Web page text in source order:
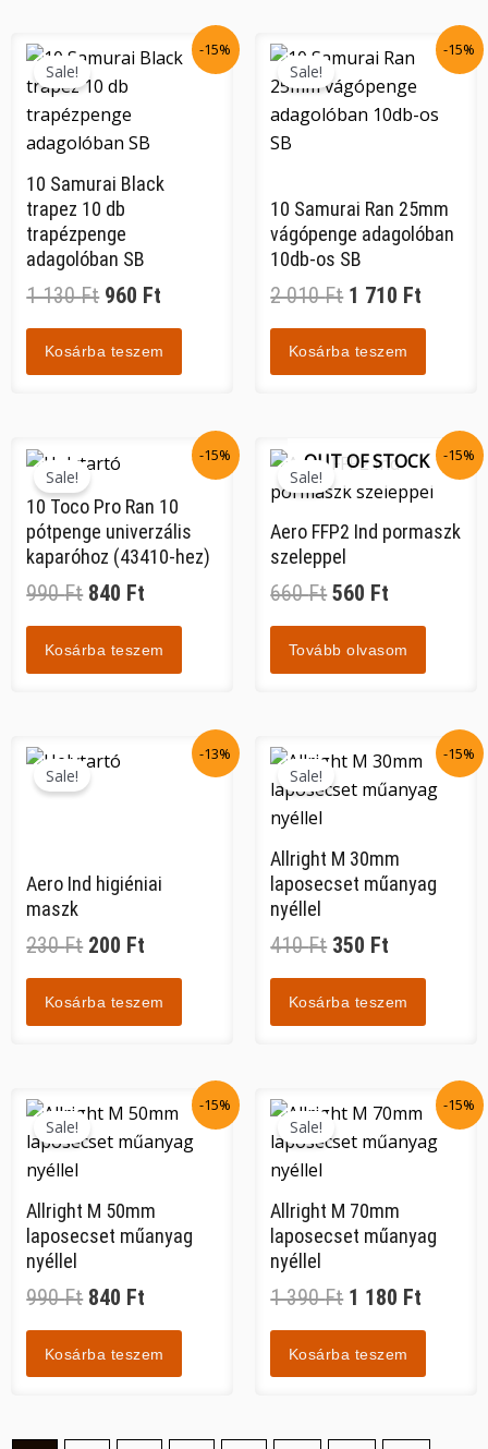
-15%
Sale!
10 Samurai Black
trapez 10 db
trapézpenge
adagolóban SB
1 130Ft
Original
price
1
960 Ft
Current
price
Kosárba teszem
-15%
Sale!
10 Samurai Ran 25mm
vágópenge adagolóban
10db-os SB
2 010Ft
Original
price
was:
1 710 Ft
Current
price
Kosárba teszem
-15%
Sale!
10 Toco Pro Ran 10
pótpenge univerzális
kaparóhoz (43410-hez)
990Ft
Original
price
was:
990 Ft.
840 Ft
Current
is:
840 Ft.
Kosárba teszem
-15%
OUT OF STOCK
Sale!
Aero FFP2 Ind pormaszk
szeleppel
660Ft
Original
price
was:
660 Ft.
560 Ft
Current
price
is:
560 Ft.
Tovább olvasom
-13%
Sale!
Aero Ind higiéniai
maszk
230Ft
Original
200 Ft
Current
Kosárba teszem
-15%
Sale!
Allright M 30mm
laposecset műanyag
nyéllel
410Ft
Original
price
350 Ft
Current
Kosárba teszem
-15%
Sale!
Allright M 50mm
laposecset műanyag
nyéllel
990Ft
Original
840 Ft
Current
Kosárba teszem
-15%
Sale!
Allright M 70mm
laposecset műanyag
nyéllel
1 390Ft
Original
price
was:
390 Ft.
1 180 Ft
Current
price
is:
Kosárba teszem